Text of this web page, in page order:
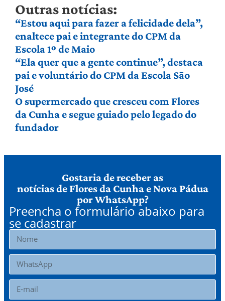
Outras notícias:
“Estou aqui para fazer a felicidade dela”,
enaltece pai e integrante do CPM da
Escola 1º de Maio
“Ela quer que a gente continue”, destaca
pai e voluntário do CPM da Escola São
José
O supermercado que cresceu com Flores
da Cunha e segue guiado pelo legado do
fundador
Gostaria de receber as
notícias de Flores da Cunha e Nova Pádua
por WhatsApp?
Preencha o formulário abaixo para
se cadastrar